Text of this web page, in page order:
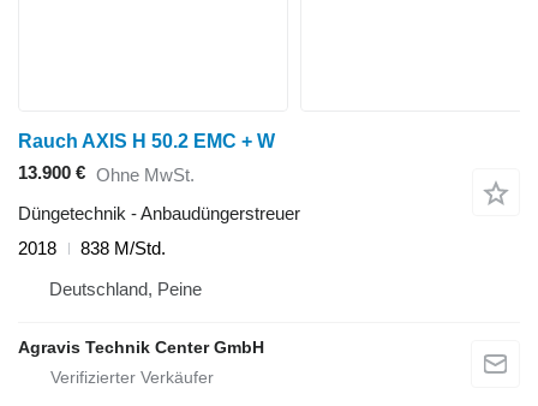
Rauch AXIS H 50.2 EMC + W
13.900 € Ohne MwSt.
Düngetechnik - Anbaudüngerstreuer
2018
838 M/Std.
Deutschland, Peine
Agravis Technik Center GmbH